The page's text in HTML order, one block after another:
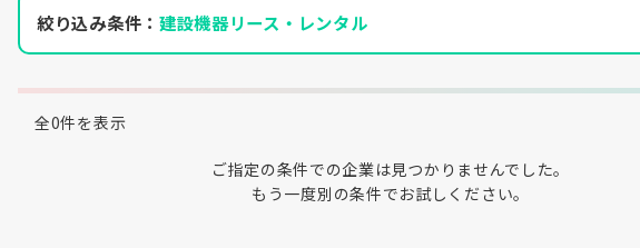
絞り込み条件： 建設機器リース・レンタル
全0件を表示
ご指定の条件での企業は見つかりませんでした。
もう一度別の条件でお試しください。